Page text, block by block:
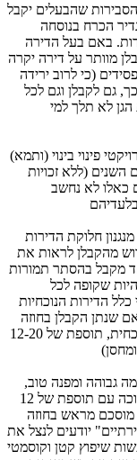
הסבירות שהבעלים יקבל
הכרח בנוסחה
באם בעל הדירה
מוותר על דירה יקרה
(כי לרוב ירידה
גם לקבלן וגם לכל
הגן לא תלך למי
פינוי בינוי (ותמא)
(ללא זכויות
כאלו לא נחשב
חלוקת הדירות
מהקבלן לראות את
מקבל בהסתר תמורות
שקופה לכל
הדירות הנוכחיות
שנתן הקבלן בחוזה
לכולם (לדוג' - לפחות קומה אחת מעל הקומה הנוכחית, תוספת של 12-20
גבוהה ומפנה טוב,
עם תוספת של 20 מ' וחנייה ואחר יהיה בקומה נמוכה עם תוספת של 12
מוסכם מראש בחוזה
יודעים לנצל את
שיפוץ קטן וקוסמטי